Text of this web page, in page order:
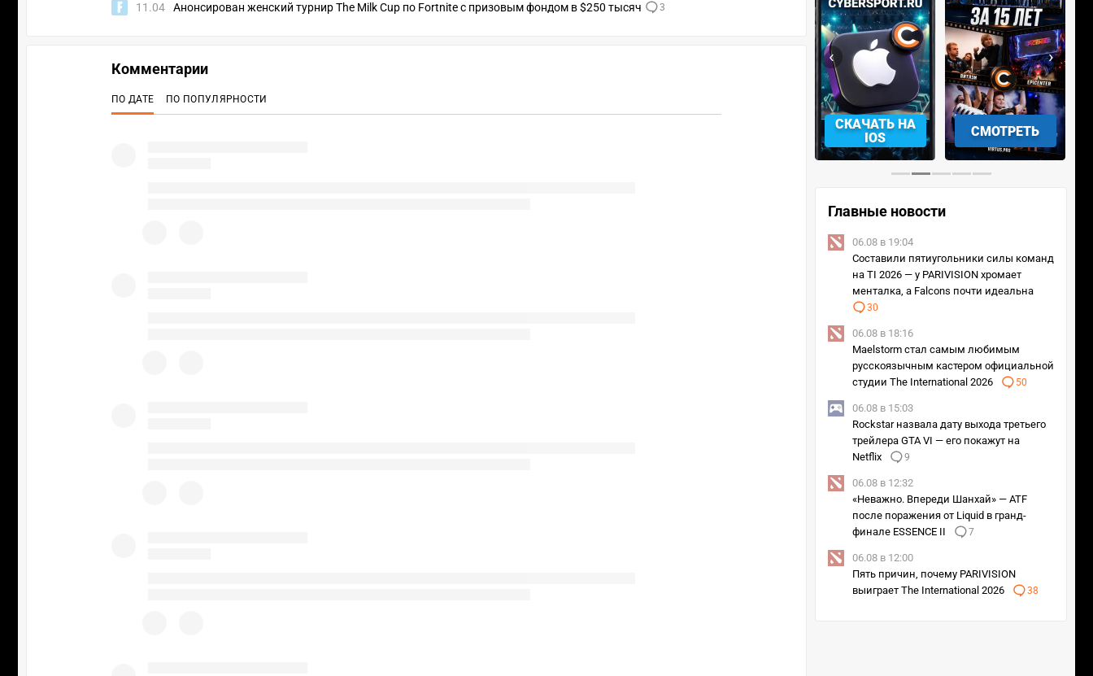
11.04
Анонсирован женский турнир The Milk Cup по Fortnite с призовым фондом в $250 тысяч 3
СМОТРЕТЬ УЧАСТВОВАТЬ
‹ ›
Главные новости
06.08 в 19:04
Составили пятиугольники силы команд
на TI 2026 — у PARIVISION хромает
менталка, а Falcons почти идеальна
30
06.08 в 18:16
Maelstorm стал самым любимым
русскоязычным кастером официальной
студии The International 2026
50
06.08 в 15:03
Rockstar назвала дату выхода третьего
трейлера GTA VI — его покажут на
Netflix
9
06.08 в 12:32
«Неважно. Впереди Шанхай» — ATF
после поражения от Liquid в гранд-
финале ESSENCE II
7
06.08 в 12:00
Пять причин, почему PARIVISION
выиграет The International 2026
38
Комментарии
ПО ДАТЕ ПО ПОПУЛЯРНОСТИ